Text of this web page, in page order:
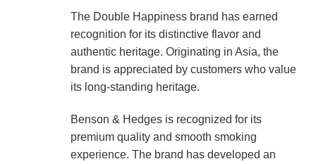
The Double Happiness brand has earned
recognition for its distinctive flavor and
authentic heritage. Originating in Asia, the
brand is appreciated by customers who value
its long-standing heritage.
Benson & Hedges is recognized for its
premium quality and smooth smoking
experience. The brand has developed an